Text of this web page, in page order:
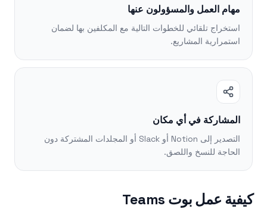
مهام العمل والمسؤولون عنها
استخراج تلقائي للخطوات التالية مع المكلفين بها لضمان
استمرارية المشاريع.
المشاركة في أي مكان
التصدير إلى Notion أو Slack أو المجلدات المشتركة دون
الحاجة للنسخ واللصق.
كيفية عمل بوت Teams